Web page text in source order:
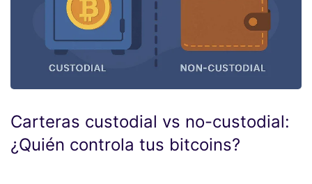
Carteras custodial vs no-custodial:
¿Quién controla tus bitcoins?